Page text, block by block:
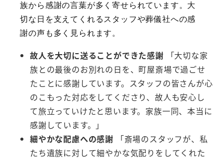
族から感謝の言葉が多く寄せられています。大
切な日を支えてくれるスタッフや葬儀社への感
謝の声も多く見られます。
故人を大切に送ることができた感謝 「大切な家
族との最後のお別れの日を、町屋斎場で過ごせ
たことに感謝しています。スタッフの皆さんが心
のこもった対応をしてくださり、故人も安心し
て旅立っていけたと思います。家族一同、本当に
感謝しています。」
細やかな配慮への感謝 「斎場のスタッフが、私
たち遺族に対して細やかな気配りをしてくれた